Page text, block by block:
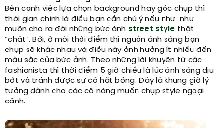
Bên cạnh việc lựa chọn background hay góc chụp thì
thời gian chính là điều bạn cần chú ý nếu như như
muốn cho ra đời những bức ảnh street style thật
“chất”. Bởi, ở mỗi thời điểm thì nguồn ánh sáng bạn
chụp sẽ khác nhau và điều này ảnh hưởng ít nhiều đến
màu sắc của bức ảnh. Theo những lời khuyên từ các
fashionista thì thời điểm 5 giờ chiều là lúc ánh sáng dịu
bớt và tránh được sự cố hắt bóng. Đây là khung giờ lý
tưởng dành cho các cô nàng muốn chụp style ngoại
cảnh.